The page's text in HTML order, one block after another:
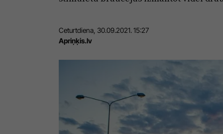
Ceturtdiena, 30.09.2021. 15:27
Apriņķis.lv